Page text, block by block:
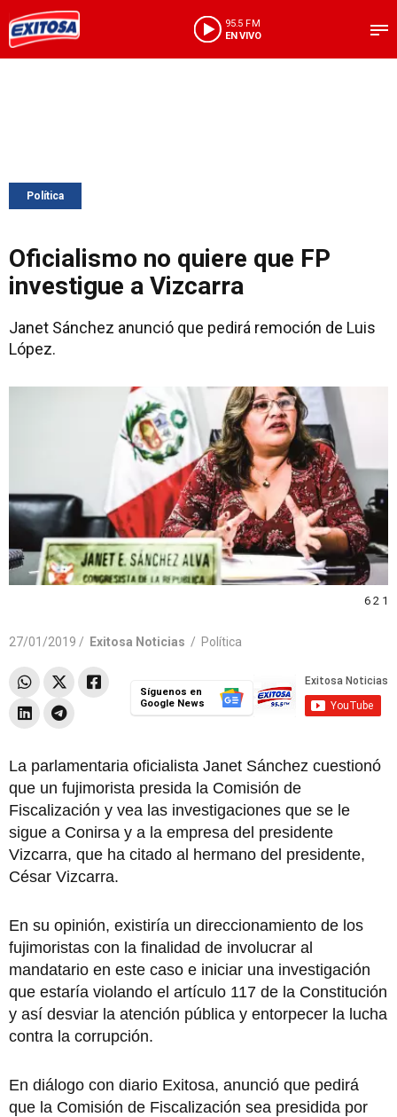
95.5 FM
EN VIVO
Política
Oficialismo no quiere que FP
investigue a Vizcarra
Janet Sánchez anunció que pedirá remoción de Luis
López.
6 2 1
27/01/2019 / Exitosa Noticias / Política
Síguenos en
Google News
La parlamentaria oficialista Janet Sánchez cuestionó
que un fujimorista presida la Comisión de
Fiscalización y vea las investigaciones que se le
sigue a Conirsa y a la empresa del presidente
Vizcarra, que ha citado al hermano del presidente,
César Vizcarra.
En su opinión, existiría un direccionamiento de los
fujimoristas con la finalidad de involucrar al
mandatario en este caso e iniciar una investigación
que estaría violando el artículo 117 de la Constitución
y así desviar la atención pública y entorpecer la lucha
contra la corrupción.
En diálogo con diario Exitosa, anunció que pedirá
que la Comisión de Fiscalización sea presidida por